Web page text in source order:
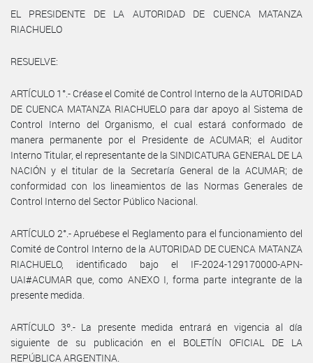
EL PRESIDENTE DE LA AUTORIDAD DE CUENCA MATANZA
RIACHUELO
RESUELVE:
ARTÍCULO 1°.- Créase el Comité de Control Interno de la AUTORIDAD
DE CUENCA MATANZA RIACHUELO para dar apoyo al Sistema de
Control Interno del Organismo, el cual estará conformado de
manera permanente por el Presidente de ACUMAR; el Auditor
Interno Titular, el representante de la SINDICATURA GENERAL DE LA
NACIÓN y el titular de la Secretaría General de la ACUMAR; de
conformidad con los lineamientos de las Normas Generales de
Control Interno del Sector Público Nacional.
ARTÍCULO 2°.- Apruébese el Reglamento para el funcionamiento del
Comité de Control Interno de la AUTORIDAD DE CUENCA MATANZA
RIACHUELO, identificado bajo el IF-2024-129170000-APN-
UAI#ACUMAR que, como ANEXO I, forma parte integrante de la
presente medida.
ARTÍCULO 3º.- La presente medida entrará en vigencia al día
siguiente de su publicación en el BOLETÍN OFICIAL DE LA
REPÚBLICA ARGENTINA.